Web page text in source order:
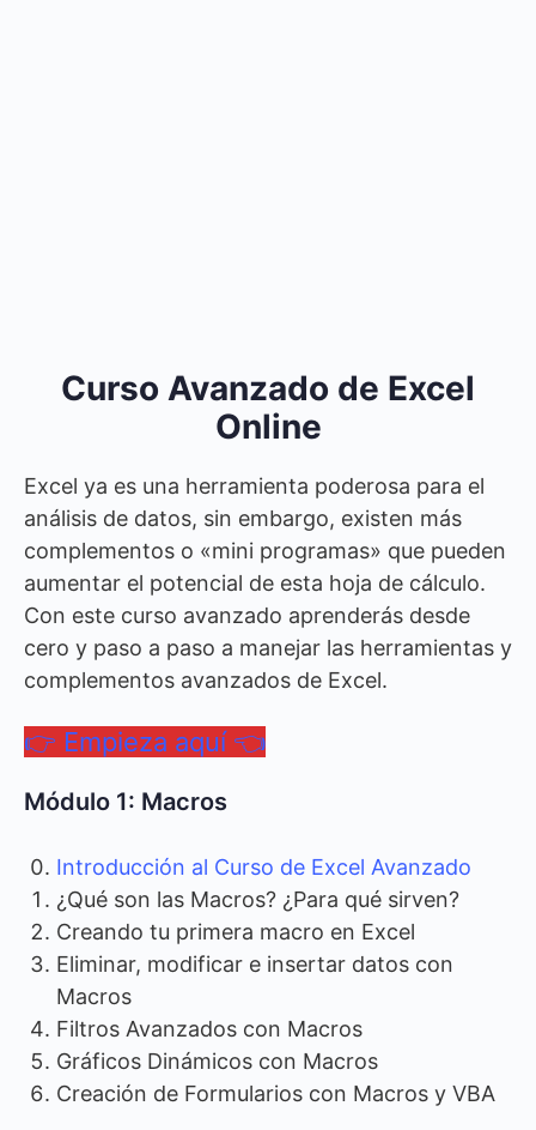
Curso Avanzado de Excel
Online
Excel ya es una herramienta poderosa para el
análisis de datos, sin embargo, existen más
complementos o «mini programas» que pueden
aumentar el potencial de esta hoja de cálculo.
Con este curso avanzado aprenderás desde
cero y paso a paso a manejar las herramientas y
complementos avanzados de Excel.
👉 Empieza aquí 👈
Módulo 1: Macros
Introducción al Curso de Excel Avanzado
¿Qué son las Macros? ¿Para qué sirven?
Creando tu primera macro en Excel
Eliminar, modificar e insertar datos con
Macros
Filtros Avanzados con Macros
Gráficos Dinámicos con Macros
Creación de Formularios con Macros y VBA